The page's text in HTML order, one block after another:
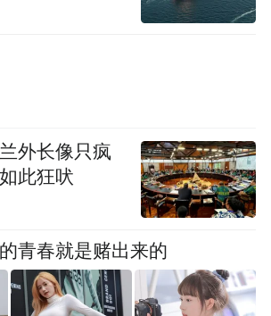
外长像只疯
此狂吠
青春就是赌出来的